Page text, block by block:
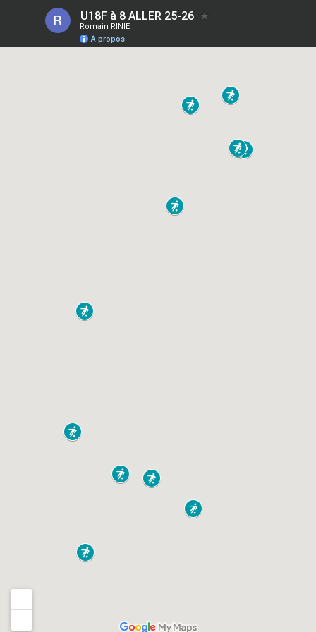
U18F à 8 ALLER 25-26
Romain RINIE
À propos